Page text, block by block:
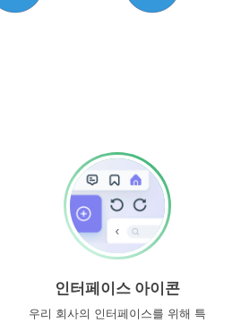
인터페이스 아이콘
우리 회사의 인터페이스를 위해 특